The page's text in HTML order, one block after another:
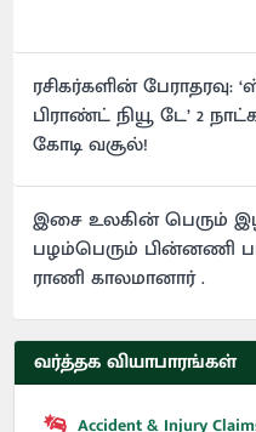
ரசிகர்களின்
பிராண்ட் நியூ டே’ 2
கோடி வசூல்!
இசை உலகின் பெரும்
பழம்பெரும் பின்னணி
ராணி காலமானார் .
வர்த்தக வியாபாரங்கள்
Accident & Injury